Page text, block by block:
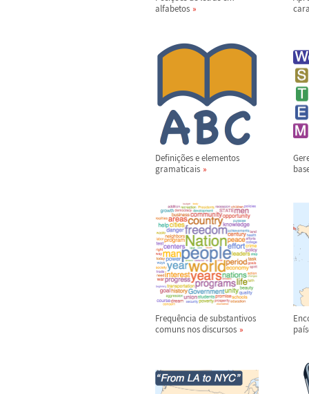
alfabetos
Definições e elementos
gramaticais
Frequência de substantivos
comuns nos discursos
paí